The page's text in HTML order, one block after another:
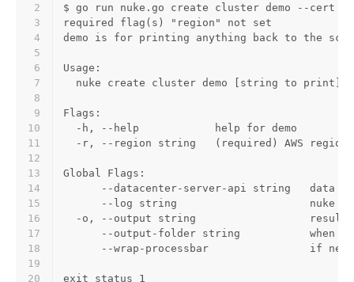
2
3
4
5
6
7
8
9
10
11
12
13
14
15
16
17
18
19
20
$ go run nuke.go create cluster demo --cert
required flag(s) "region" not set
demo is for printing anything back to the
Usage:
nuke create cluster demo [string to print]
Flags:
  -h, --help            help for demo
-r, --region string   (required) AWS region
Global Flags:
--datacenter-server-api string   data
--log string                     nuke
-o, --output string
--output-folder string           when
--wrap-processbar                if
exit status 1